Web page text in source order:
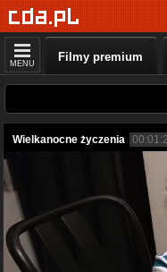
MENU Filmy premium
Wielkanocne życzenia